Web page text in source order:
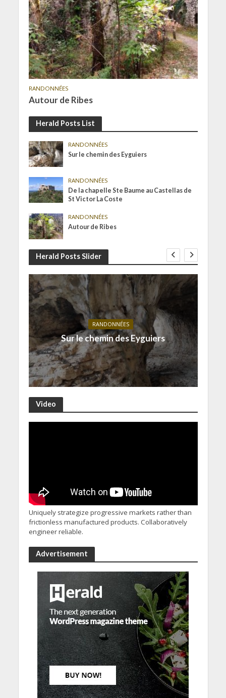
RANDONNÉES
Autour de Ribes
Herald Posts List
RANDONNÉES
Sur le chemin des Eyguiers
RANDONNÉES
De la chapelle Ste Baume au Castellas de
St Victor La Coste
RANDONNÉES
Autour de Ribes
Herald Posts Slider
RANDONNÉES
Sur le chemin des Eyguiers
Video
Uniquely strategize progressive markets rather than
frictionless manufactured products. Collaboratively
engineer reliable.
Advertisement